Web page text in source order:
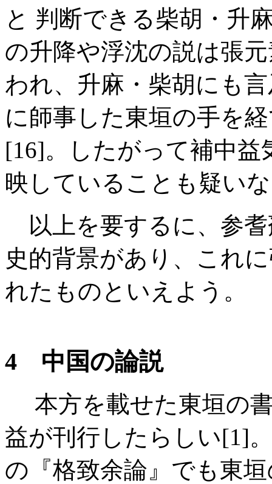
と 判断できる柴胡・升
の升降や浮沈の説は張
われ、升麻・柴胡にも
に師事した東垣の手を
[16]。したがって補中益
映していることも疑い
以上を要するに、参耆
史的背景があり、これ
れたものといえよう。
4 中国の論説
本方を載せた東垣の
益が刊行したらしい[1]
の『格致余論』でも東